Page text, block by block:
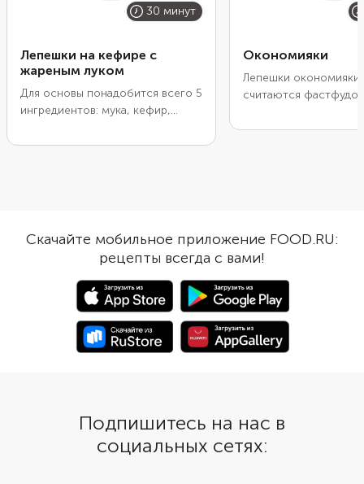
30 минут
Лепешки на кефире с
жареным луком
Для основы понадобится всего 5
ингредиентов: мука, кефир,
получится пластичным, а сами
остроту лука, обжарьте его на
растительном масле. Овощ
приобретет легкую сладость.
Окономияки
Лепешки окономияки
считаются
переводится как «то,
белокочанную
картофель, морковь,
перец и
Быстро замешайте
добавьте начинку,
заготовки и обжарьте
Чтобы окономияки
пропеклись, готовьте
Скачайте мобильное приложение FOOD.RU:
рецепты всегда с вами!
Подпишитесь на нас в
социальных сетях: